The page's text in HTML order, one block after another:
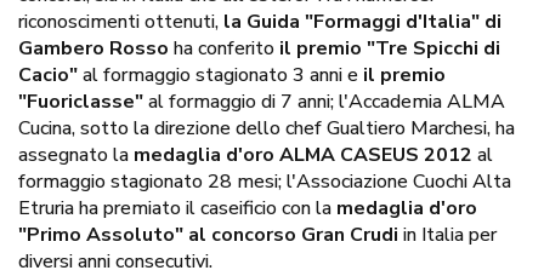
riconoscimenti ottenuti, la Guida "Formaggi d'Italia" di
Gambero Rosso ha conferito il premio "Tre Spicchi di
Cacio"al formaggio stagionato 3 anni e il premio
"Fuoriclasse"al formaggio di 7 anni; l'Accademia ALMA
Cucina, sotto la direzione dello chef Gualtiero Marchesi, ha
assegnato la medaglia d'oro ALMA CASEUS 2012 al
formaggio stagionato 28 mesi; l'Associazione Cuochi Alta
Etruria ha premiato il caseificio con la medaglia d'oro
"Primo Assoluto" al concorso Gran Crudi in Italia per
diversi anni consecutivi.